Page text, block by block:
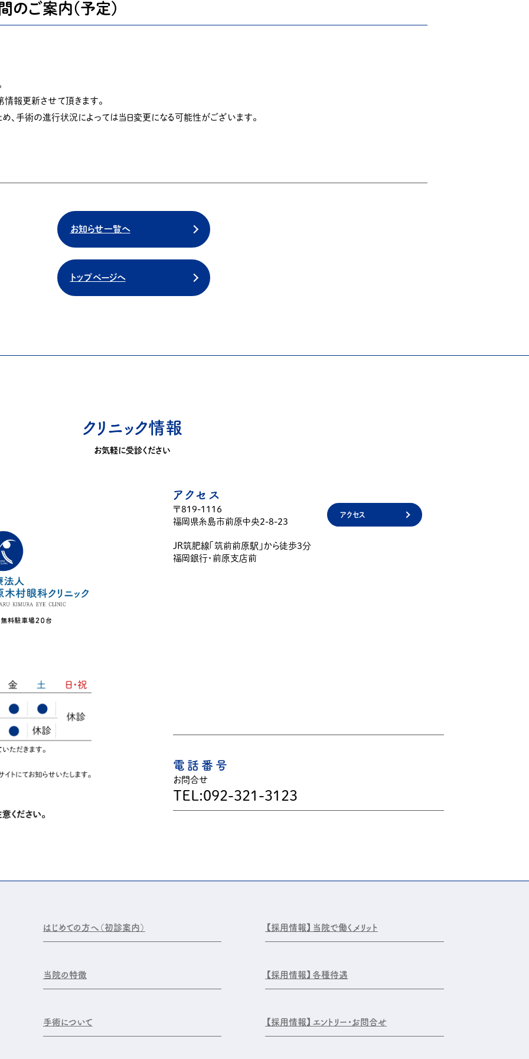
間のご案内(予定)
報更新させて頂きます。
、手術の進行状況によっては当日変更になる可能性がございます。
お知らせ一覧へ
トップページへ
クリニック情報
お気軽に受診ください
アクセス
〒819-1116
福岡県糸島市前原中央2-8-23
JR筑肥線「筑前前原駅」から徒歩3分
福岡銀行・前原支店前
アクセス
電話番号
お問合せ
TEL:092-321-3123
はじめての方へ（初診案内）
当院の特徴
手術について
【採用情報】 当院で働くメリット
【採用情報】 各種待遇
【採用情報】 エントリー・お問合せ